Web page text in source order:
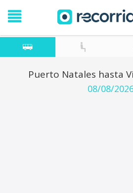
Puerto Natales hasta
08/08/